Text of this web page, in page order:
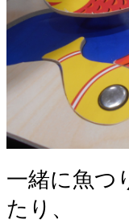
一緒に魚つ
たり、